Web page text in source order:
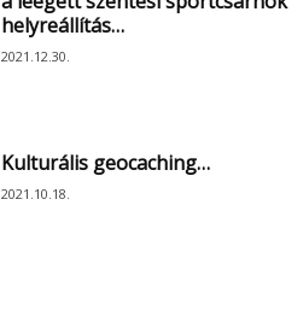
helyreállítás…
2021.12.30.
Kulturális geocaching…
2021.10.18.